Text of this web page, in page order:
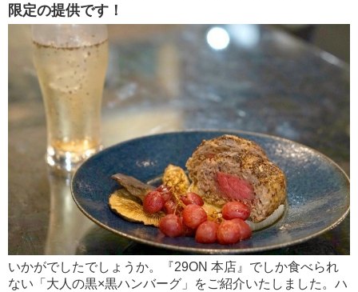
限定の提供です！
いかがでしたでしょうか。『29ON 本店』でしか食べられ
ない「大人の黒×黒ハンバーグ」をご紹介いたしました。ハ